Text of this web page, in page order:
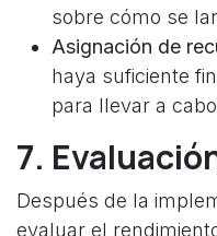
sobre cómo se
Asignación de
haya suficiente
para llevar a
7.
Después de la
evaluar el